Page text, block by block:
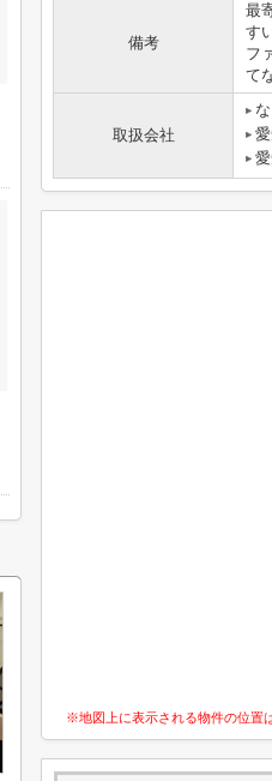
備考
最
す
フ
て
取扱会社
※地図上に表示される物件の位置